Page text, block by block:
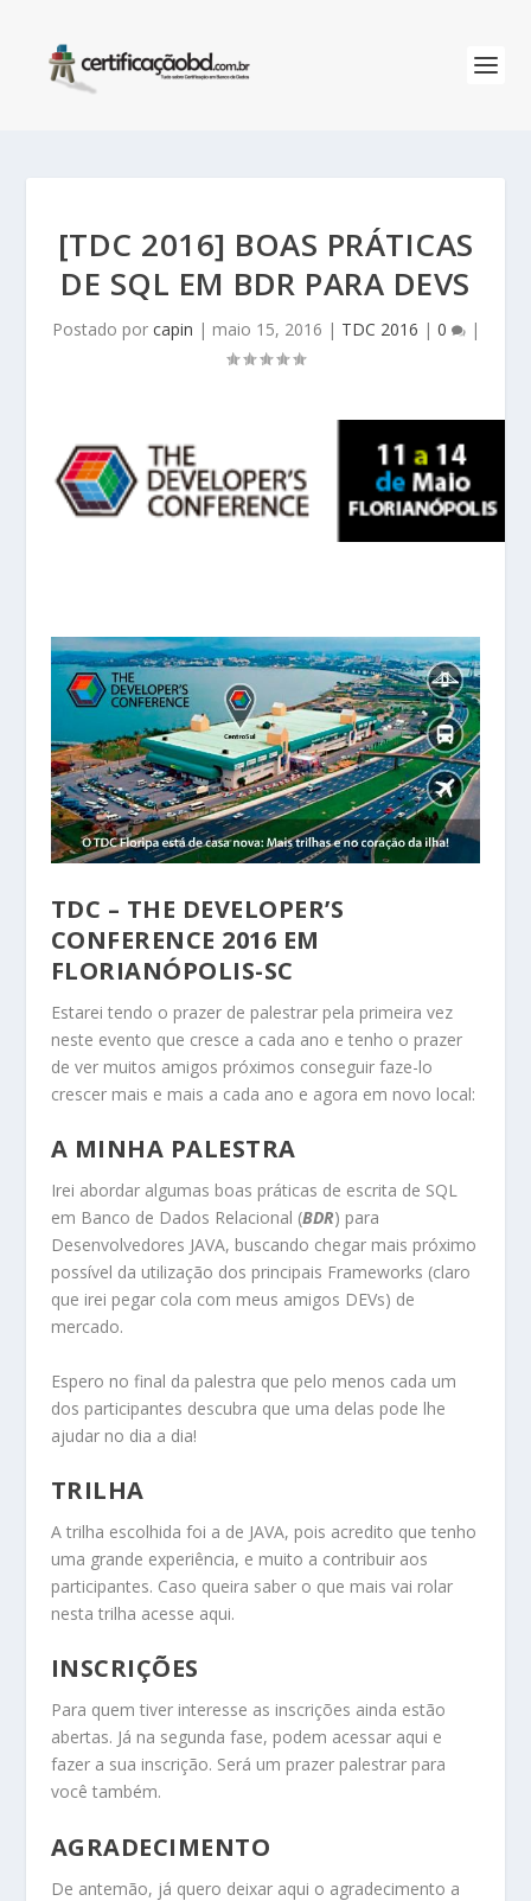
[TDC 2016] BOAS PRÁTICAS
DE SQL EM BDR PARA DEVS
Postado por capin | maio 15, 2016 | TDC 2016 | 0 |
TDC – THE DEVELOPER’S
CONFERENCE 2016 EM
FLORIANÓPOLIS-SC
Estarei tendo o prazer de palestrar pela primeira vez
neste evento que cresce a cada ano e tenho o prazer
de ver muitos amigos próximos conseguir faze-lo
crescer mais e mais a cada ano e agora em novo local:
A MINHA PALESTRA
Irei abordar algumas boas práticas de escrita de SQL
em Banco de Dados Relacional (BDR) para
Desenvolvedores JAVA, buscando chegar mais próximo
possível da utilização dos principais Frameworks (claro
que irei pegar cola com meus amigos DEVs) de
mercado.
Espero no final da palestra que pelo menos cada um
dos participantes descubra que uma delas pode lhe
ajudar no dia a dia!
TRILHA
A trilha escolhida foi a de JAVA, pois acredito que tenho
uma grande experiência, e muito a contribuir aos
participantes. Caso queira saber o que mais vai rolar
nesta trilha acesse aqui.
INSCRIÇÕES
Para quem tiver interesse as inscrições ainda estão
abertas. Já na segunda fase, podem acessar aqui e
fazer a sua inscrição. Será um prazer palestrar para
você também.
AGRADECIMENTO
De antemão, já quero deixar aqui o agradecimento a